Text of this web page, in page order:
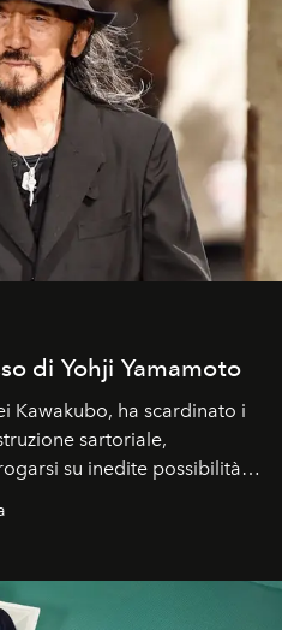
di Yohji Yamamoto
Kawakubo, ha scardinato i
sartoriale,
su inedite possibilità
stesso di silhouette.
storia della moda.